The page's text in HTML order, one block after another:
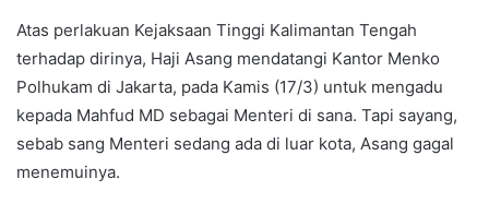
Atas perlakuan Kejaksaan Tinggi Kalimantan Tengah
terhadap dirinya, Haji Asang mendatangi Kantor Menko
Polhukam di Jakarta, pada Kamis (17/3) untuk mengadu
kepada Mahfud MD sebagai Menteri di sana. Tapi sayang,
sebab sang Menteri sedang ada di luar kota, Asang gagal
menemuinya.